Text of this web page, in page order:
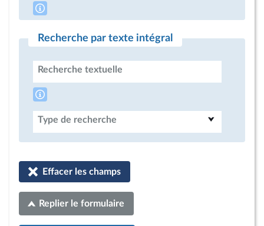
Recherche par texte intégral
Recherche textuelle
Type de recherche
Effacer les champs
Replier le formulaire